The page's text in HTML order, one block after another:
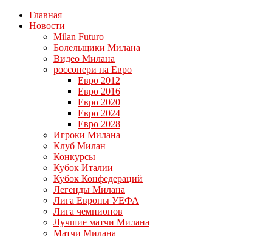
Главная
Новости
Milan Futuro
Болельщики Милана
Видео Милана
россонери на Евро
Евро 2012
Евро 2016
Евро 2020
Евро 2024
Евро 2028
Игроки Милана
Клуб Милан
Конкурсы
Кубок Италии
Кубок Конфедераций
Легенды Милана
Лига Европы УЕФА
Лига чемпионов
Лучшие матчи Милана
Матчи Милана